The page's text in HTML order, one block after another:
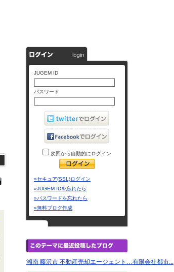
JUGEM ID
パスワード
次回から自動的にログイン
»セキュア(SSL)ログイン
»JUGEM IDを忘れたら
»パスワードを忘れたら
»無料ブログ作成
湘南 藤沢市 不動産売却エージェント…有限会社都市...